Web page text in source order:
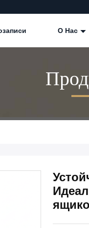
О Нас